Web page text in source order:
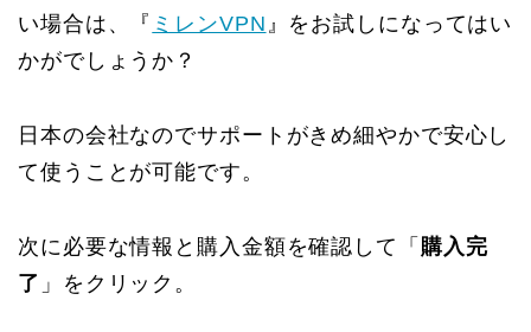
い場合は、『 ミレンVPN 』をお試しになってはい
かがでしょうか？
日本の会社なのでサポートがきめ細やかで安心し
て使うことが可能です。
次に必要な情報と購入金額を確認して「 購入完
了 」をクリック。